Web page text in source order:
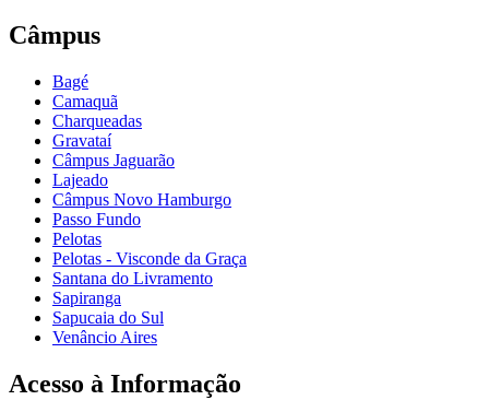
Câmpus
Bagé
Camaquã
Charqueadas
Gravataí
Câmpus Jaguarão
Lajeado
Câmpus Novo Hamburgo
Passo Fundo
Pelotas
Pelotas - Visconde da Graça
Santana do Livramento
Sapiranga
Sapucaia do Sul
Venâncio Aires
Acesso à Informação